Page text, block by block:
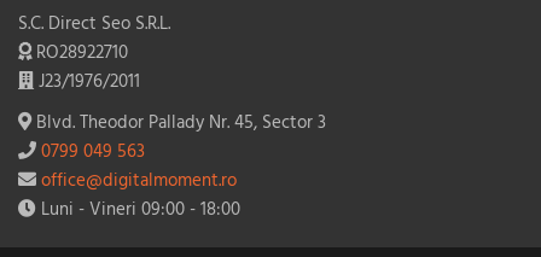
S.C. Direct Seo S.R.L.
RO28922710
J23/1976/2011
Blvd. Theodor Pallady Nr. 45, Sector 3
0799 049 563
office@digitalmoment.ro
Luni - Vineri 09:00 - 18:00